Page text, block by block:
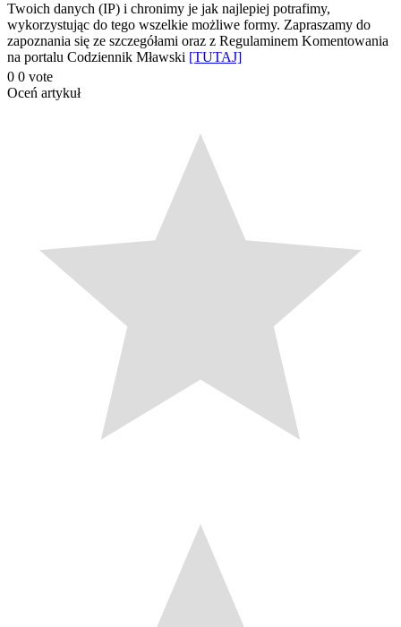
Twoich danych (IP) i chronimy je jak najlepiej potrafimy,
wykorzystując do tego wszelkie możliwe formy. Zapraszamy do
zapoznania się ze szczegółami oraz z Regulaminem Komentowania
na portalu Codziennik Mławski [TUTAJ]
0 0 vote
Oceń artykuł